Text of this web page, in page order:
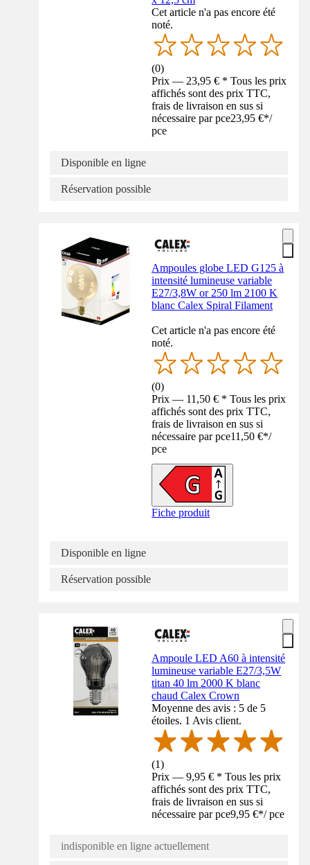
Cet article n'a pas encore été
noté.
(0)
Prix — 23,95 € * Tous les prix
affichés sont des prix TTC,
frais de livraison en sus si
nécessaire par pce23,95 €*/
pce
Disponible en ligne
Réservation possible
Ampoules globe LED G125 à
intensité lumineuse variable
E27/3,8W or 250 lm 2100 K
blanc Calex Spiral Filament
Cet article n'a pas encore été
noté.
(0)
Prix — 11,50 € * Tous les prix
affichés sont des prix TTC,
frais de livraison en sus si
nécessaire par pce11,50 €*/
pce
Fiche produit
Disponible en ligne
Réservation possible
Ampoule LED A60 à intensité
lumineuse variable E27/3,5W
titan 40 lm 2000 K blanc
chaud Calex Crown
Moyenne des avis : 5 de 5
étoiles. 1 Avis client.
(1)
Prix — 9,95 € * Tous les prix
affichés sont des prix TTC,
frais de livraison en sus si
nécessaire par pce9,95 €*/ pce
indisponible en ligne actuellement